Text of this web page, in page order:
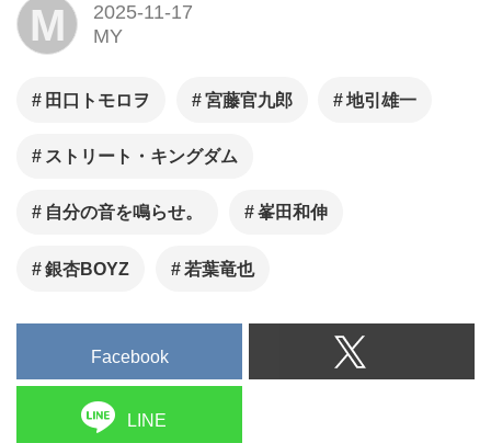
M
2025-11-17
MY
⽥⼝トモロヲ 宮藤官九郎 地引雄⼀
ストリート・キングダム
⾃分の⾳を鳴らせ。 峯⽥和伸
銀杏BOYZ 若葉⻯也
Facebook
LINE